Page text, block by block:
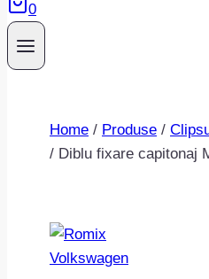
0
Home / Produse /
/ Diblu fixare capitonaj
Volkswagen